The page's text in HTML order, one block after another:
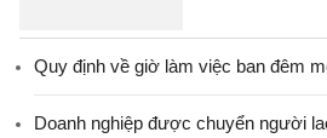
Quy định về giờ làm việc ban đêm
Doanh nghiệp được chuyển người